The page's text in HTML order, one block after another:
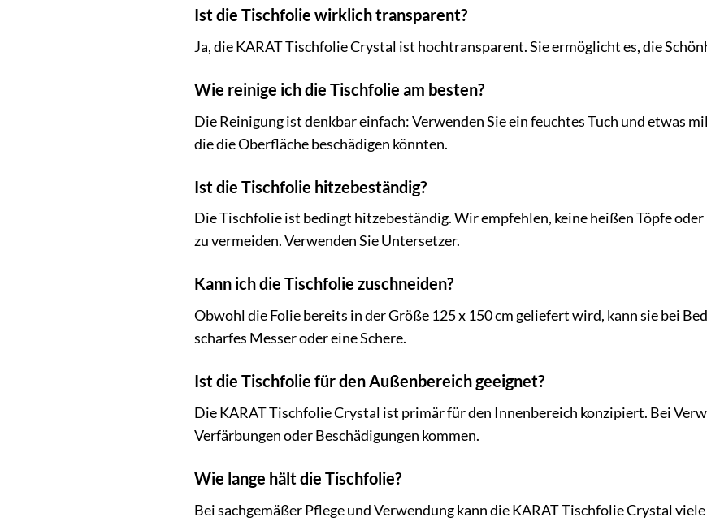
Ist die Tischfolie wirklich transparent?
Ja, die KARAT Tischfolie Crystal ist hochtransparent. Sie ermöglicht es, die
Wie reinige ich die Tischfolie am besten?
Die Reinigung ist denkbar einfach: Verwenden Sie ein feuchtes Tuch und etwas
die die Oberfläche beschädigen könnten.
Ist die Tischfolie hitzebeständig?
Die Tischfolie ist bedingt hitzebeständig. Wir empfehlen, keine heißen Töpfe
zu vermeiden. Verwenden Sie Untersetzer.
Kann ich die Tischfolie zuschneiden?
Obwohl die Folie bereits in der Größe 125 x 150 cm geliefert wird, kann sie bei
scharfes Messer oder eine Schere.
Ist die Tischfolie für den Außenbereich geeignet?
Die KARAT Tischfolie Crystal ist primär für den Innenbereich konzipiert. Bei
Verfärbungen oder Beschädigungen kommen.
Wie lange hält die Tischfolie?
Bei sachgemäßer Pflege und Verwendung kann die KARAT Tischfolie Crystal